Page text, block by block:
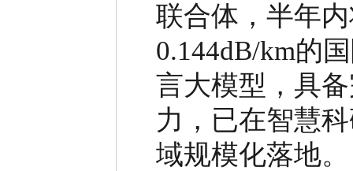
联合体，半年
0.144dB/km的
言大模型，具
力，已在智慧
域规模化落地。